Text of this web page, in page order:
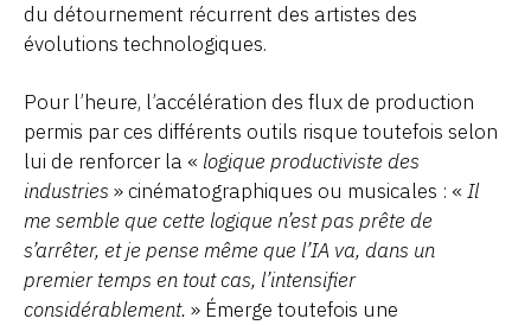
du détournement récurrent des artistes des
évolutions technologiques.
Pour l’heure, l’accélération des flux de production
permis par ces différents outils risque toutefois selon
lui de renforcer la « logique productiviste des
industries » cinématographiques ou musicales : « Il
me semble que cette logique n’est pas prête de
s’arrêter, et je pense même que l’IA va, dans un
premier temps en tout cas, l’intensifier
considérablement. » Émerge toutefois une